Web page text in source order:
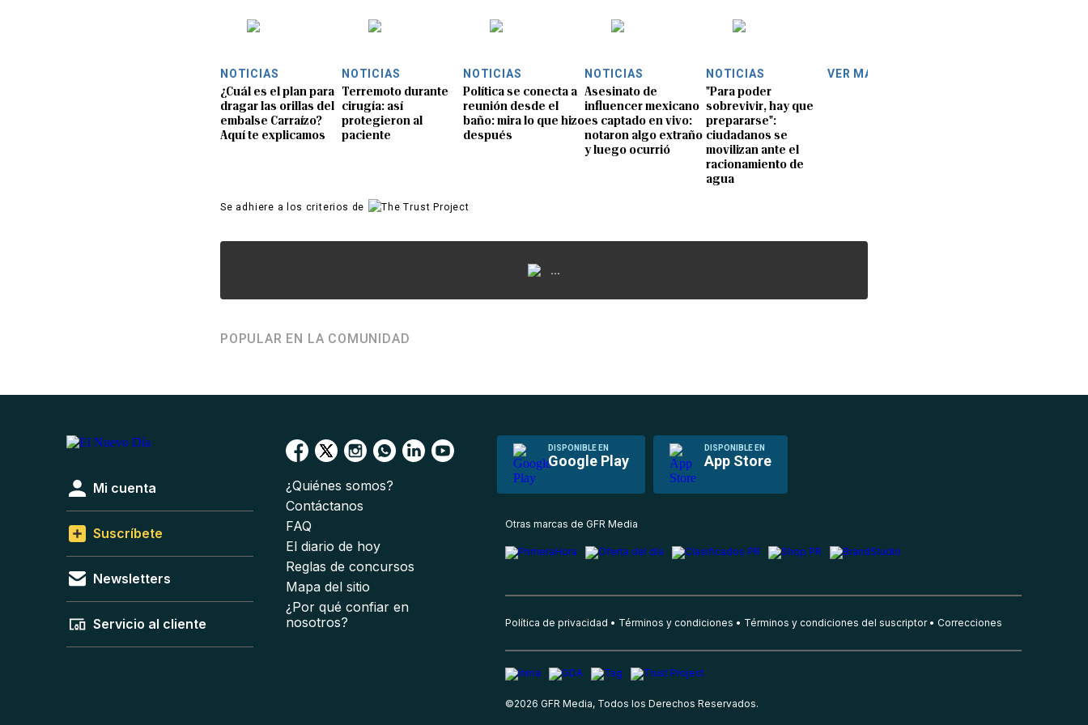
NOTICIAS
¿Cuál es el plan para
dragar las orillas del
embalse Carraízo?
Aquí te explicamos
NOTICIAS
Terremoto durante
cirugía: así
protegieron al
paciente
NOTICIAS
Política se conecta a
reunión desde el
baño: mira lo que hizo
después
NOTICIAS
Asesinato de
influencer mexicano
es captado en vivo:
notaron algo extraño
y luego ocurrió
NOTICIAS
"Para poder
sobrevivir, hay que
prepararse":
ciudadanos se
movilizan ante el
racionamiento de
agua
VER MÁS
Se adhiere a los criterios de
...
POPULAR EN LA COMUNIDAD
DISPONIBLE EN
Google Play
DISPONIBLE EN
App Store
Mi cuenta
Suscríbete
Newsletters
Servicio al cliente
¿Quiénes somos?
Contáctanos
FAQ
El diario de hoy
Reglas de concursos
Mapa del sitio
¿Por qué confiar en
nosotros?
Otras marcas de GFR Media
Política de privacidad Términos y condiciones Términos y condiciones del suscriptor Correcciones
©2026 GFR Media, Todos los Derechos Reservados.